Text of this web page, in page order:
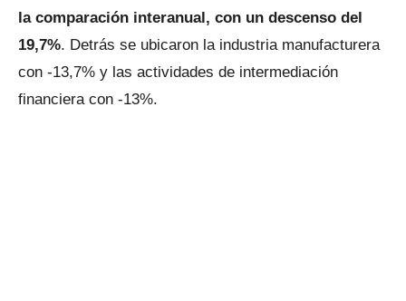
la comparación interanual, con un descenso del
19,7%. Detrás se ubicaron la industria manufacturera
con -13,7% y las actividades de intermediación
financiera con -13%.